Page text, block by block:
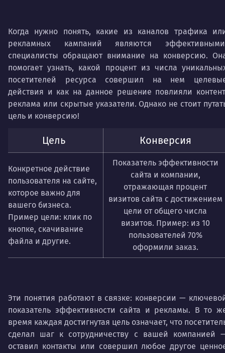
Когда нужно понять, какие из каналов трафика
рекламных кампаний являются
специалисты обращают внимание на конверсию.
помогает узнать, какой процент из числа
посетителей ресурса совершил на нем
действия и как на данное решение повлияли
реклама или скрытые указатели. Однако не стоит
цель и конверсию!
Цель Конверсия
Конкретное действие
пользователя на сайте,
которое важно для
вашего бизнеса.
Пример цели: клик по
кнопке, скачивание
файла и другие.
Показатель эффективности
сайта и компании,
отражающая процент
визитов сайта с достижением
цели от общего числа
визитов. Пример: из 10
пользователей 70%
оформили заказ.
Эти понятия работают в связке: конверсии —
показатель эффективности сайта и рекламы. В то
время каждая достигнутая цель означает, что
сделал шаг к сотрудничеству с вашей компанией
оставил контакты или совершил любое другое